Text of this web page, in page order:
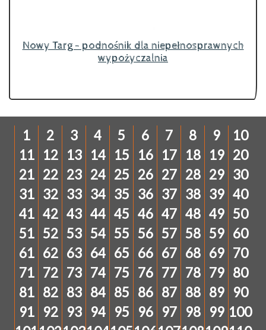
Nowy Targ - podnośnik dla niepełnosprawnych
wypożyczalnia
1 2 3 4 5 6 7 8 9
10
11
12 13 14 15 16 17 18 19 20
21 22 23 24 25 26 27 28 29 30
31 32 33 34 35 36 37 38 39 40
41 42 43 44 45 46 47 48 49 50
51 52 53 54 55 56 57 58 59 60
61 62 63 64 65 66 67 68 69 70
71 72 73 74 75 76 77 78 79 80
81 82 83 84 85 86 87 88 89
90
91
92 93 94 95 96 97 98 99 100